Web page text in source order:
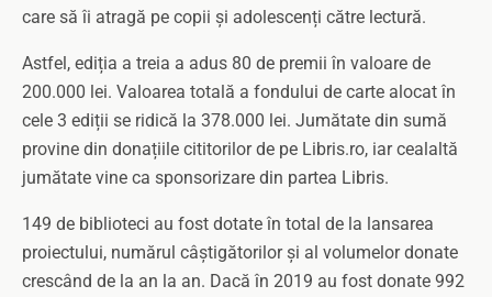
care să îi atragă pe copii și adolescenți către lectură.
Astfel, ediția a treia a adus 80 de premii în valoare de
200.000 lei. Valoarea totală a fondului de carte alocat în
cele 3 ediții se ridică la 378.000 lei. Jumătate din sumă
provine din donațiile cititorilor de pe Libris.ro, iar cealaltă
jumătate vine ca sponsorizare din partea Libris.
149 de biblioteci au fost dotate în total de la lansarea
proiectului, numărul câștigătorilor și al volumelor donate
crescând de la an la an. Dacă în 2019 au fost donate 992